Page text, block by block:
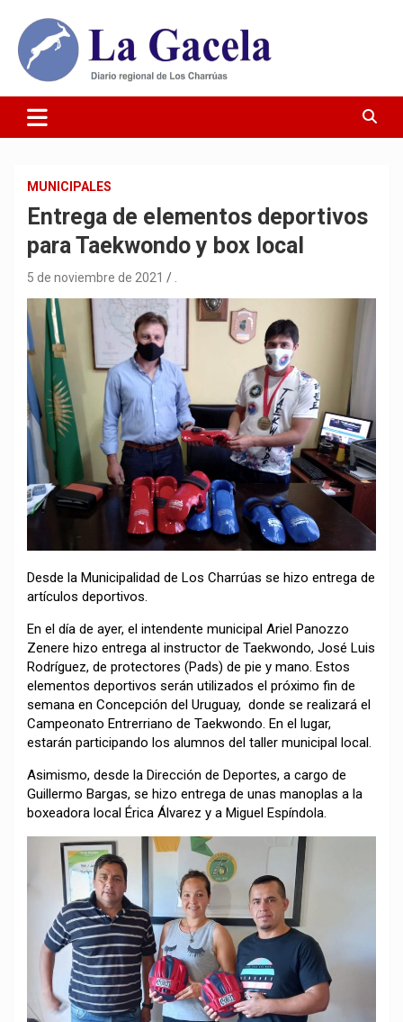
contenido
Diario La Gacela
MUNICIPALES
Entrega de elementos deportivos
para Taekwondo y box local
5 de noviembre de 2021
Desde la Municipalidad de Los Charrúas se hizo entrega de
artículos deportivos.
En el día de ayer, el intendente municipal Ariel Panozzo
Zenere hizo entrega al instructor de Taekwondo, José Luis
Rodríguez, de protectores (Pads) de pie y mano. Estos
elementos deportivos serán utilizados el próximo fin de
semana en Concepción del Uruguay, donde se realizará el
Campeonato Entrerriano de Taekwondo. En el lugar,
estarán participando los alumnos del taller municipal local.
Asimismo, desde la Dirección de Deportes, a cargo de
Guillermo Bargas, se hizo entrega de unas manoplas a la
boxeadora local Érica Álvarez y a Miguel Espíndola.